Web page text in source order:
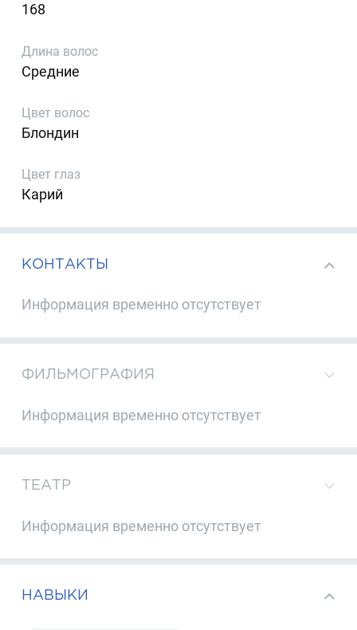
168
Длина волос
Средние
Цвет волос
Блондин
Цвет глаз
Карий
КОНТАКТЫ
Информация временно отсутствует
ФИЛЬМОГРАФИЯ
Информация временно отсутствует
ТЕАТР
Информация временно отсутствует
НАВЫКИ